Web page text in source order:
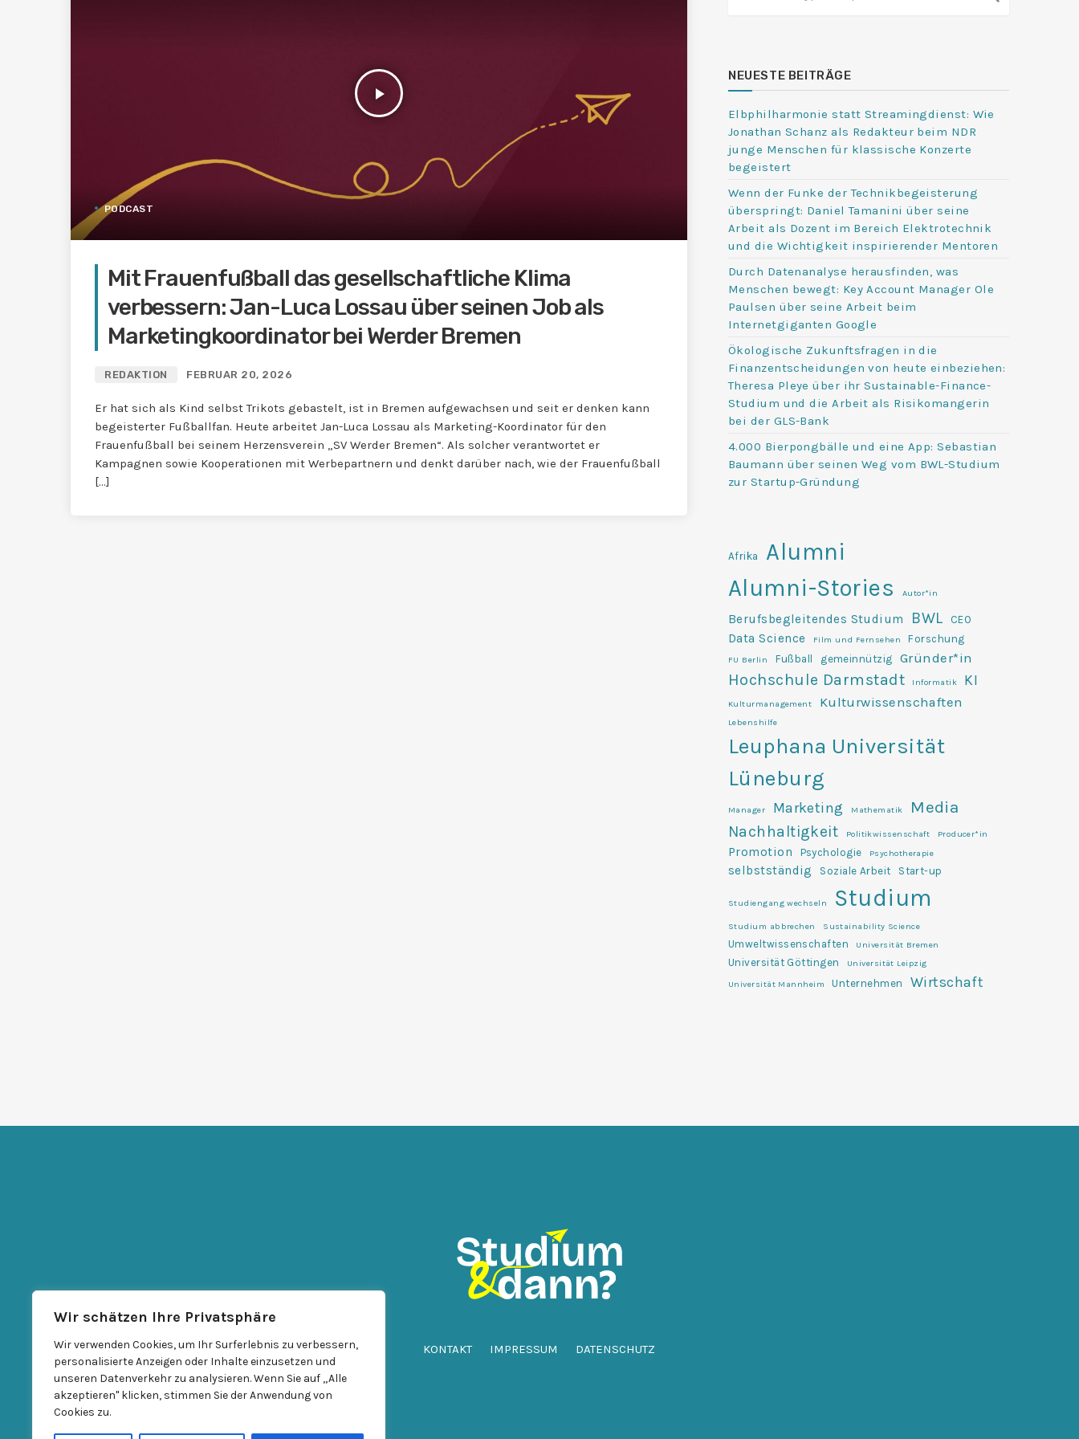
Wir schätzen Ihre Privatsphäre
Wir verwenden Cookies, um Ihr Surferlebnis zu verbessern,
personalisierte Anzeigen oder Inhalte einzusetzen und
unseren Datenverkehr zu analysieren. Wenn Sie auf „Alle
akzeptieren" klicken, stimmen Sie der Anwendung von
Cookies zu.
play_arrow
PODCAST
Mit Frauenfußball das gesellschaftliche Klima
verbessern: Jan-Luca Lossau über seinen Job als
Marketingkoordinator bei Werder Bremen
REDAKTION FEBRUAR 20, 2026
Er hat sich als Kind selbst Trikots gebastelt, ist in Bremen aufgewachsen und seit er denken kann
begeisterter Fußballfan. Heute arbeitet Jan-Luca Lossau als Marketing-Koordinator für den
Frauenfußball bei seinem Herzensverein „SV Werder Bremen“. Als solcher verantwortet er
Kampagnen sowie Kooperationen mit Werbepartnern und denkt darüber nach, wie der Frauenfußball
[…]
NEUESTE BEITRÄGE
Elbphilharmonie statt Streamingdienst: Wie
Jonathan Schanz als Redakteur beim NDR
junge Menschen für klassische Konzerte
begeistert
Wenn der Funke der Technikbegeisterung
überspringt: Daniel Tamanini über seine
Arbeit als Dozent im Bereich Elektrotechnik
und die Wichtigkeit inspirierender Mentoren
Durch Datenanalyse herausfinden, was
Menschen bewegt: Key Account Manager Ole
Paulsen über seine Arbeit beim
Internetgiganten Google
Ökologische Zukunftsfragen in die
Finanzentscheidungen von heute einbeziehen:
Theresa Pleye über ihr Sustainable-Finance-
Studium und die Arbeit als Risikomangerin
bei der GLS-Bank
4.000 Bierpongbälle und eine App: Sebastian
Baumann über seinen Weg vom BWL-Studium
zur Startup-Gründung
Afrika
Alumni
Alumni-Stories
Autor*in
Berufsbegleitendes Studium BWL CEO
Data Science Film und Fernsehen Forschung
FU Berlin Fußball gemeinnützig Gründer*in
Hochschule Darmstadt Informatik KI
Kulturmanagement Kulturwissenschaften
Lebenshilfe
Leuphana Universität
Lüneburg
Manager Marketing Mathematik Media
Nachhaltigkeit Politikwissenschaft Producer*in
Promotion Psychologie Psychotherapie
selbstständig Soziale Arbeit Start-up
Studiengang wechseln Studium
Studium abbrechen Sustainability Science
Umweltwissenschaften Universität Bremen
Universität Göttingen
Universität Leipzig
Universität Mannheim
Unternehmen Wirtschaft
KONTAKT IMPRESSUM DATENSCHUTZ